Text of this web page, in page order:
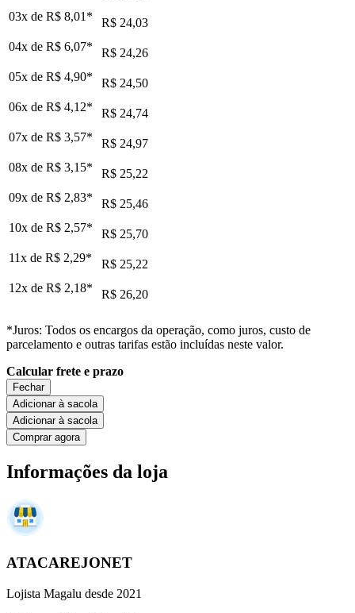
03x de R$ 8,01 *
R$ 24,03
04x de R$ 6,07*
R$ 24,26
05x de R$ 4,90*
R$ 24,50
06x de R$ 4,12*
R$ 24,74
07x de R$ 3,57*
R$ 24,97
08x de R$ 3,15*
R$ 25,22
09x de R$ 2,83*
R$ 25,46
10x de R$ 2,57*
R$ 25,70
11x de R$ 2,29*
R$ 25,22
12x de R$ 2,18* R$ 26,20
*Juros: Todos os encargos da operação, como juros, custo de
parcelamento e outras tarifas estão incluídas neste valor.
Calcular frete e prazo
Fechar
Adicionar à sacola
Adicionar à sacola
Comprar agora
Informações da loja
ATACAREJONET
Lojista Magalu desde 2021